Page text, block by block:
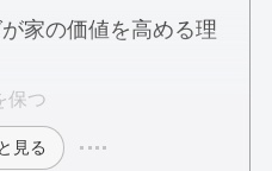
家の価値を高める理
保つ
見る